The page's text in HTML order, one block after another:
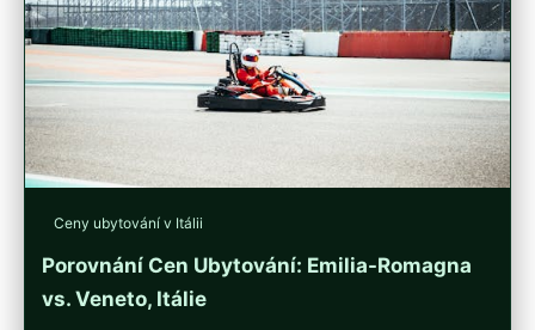
Ceny ubytování v Itálii
Porovnání Cen Ubytování: Emilia-Romagna
vs. Veneto, Itálie